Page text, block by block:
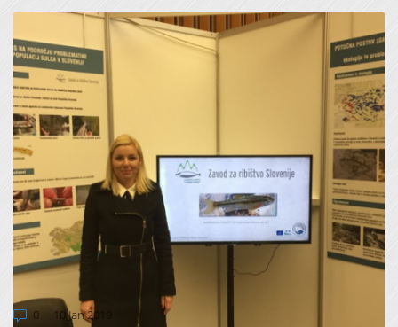
VABLJENI NA SEJEM ALPE-ADRIA 2019: 30. 1.
– 2. 2. 2019
0 10 Jan 2019